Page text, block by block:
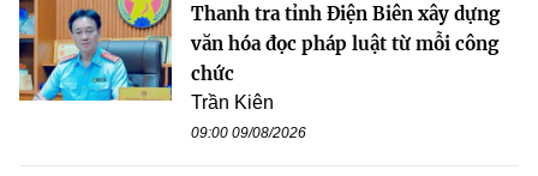
Thanh tra tỉnh Điện Biên xây dựng
văn hóa đọc pháp luật từ mỗi công
chức
Trần Kiên
09:00 09/08/2026